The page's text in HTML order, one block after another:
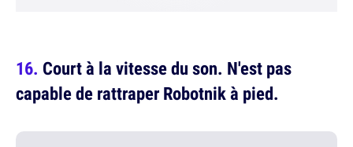
Court à la vitesse du son. N'est pas
capable de rattraper Robotnik à pied.